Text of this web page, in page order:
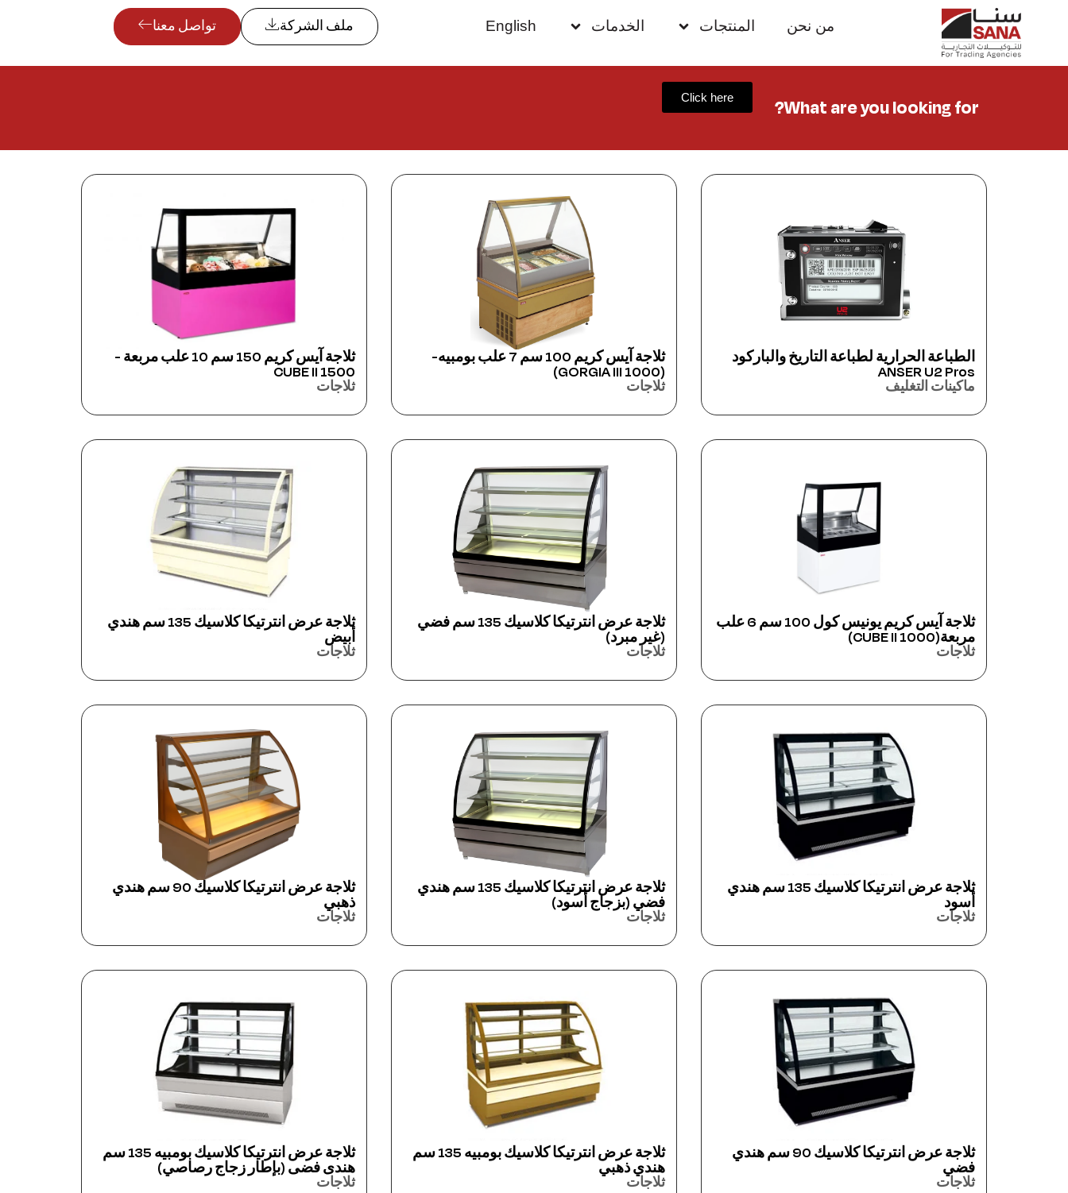
من نحن المنتجات الخدمات English ملف الشركة تواصل معنا
What are you looking for?
Click here
الطباعة الحرارية لطباعة التاريخ والباركود
ANSER U2 Pros
ماكينات التغليف
ثلاجة آيس كريم 100 سم 7 علب بومبيه-
(GORGIA III 1000)
ثلاجات
ثلاجة آيس كريم 150 سم 10 علب مربعة -
CUBE II 1500
ثلاجات
ثلاجة آيس كريم يونيس كول 100 سم 6 علب
مربعة(CUBE II 1000)
ثلاجات
ثلاجة عرض انترتيكا كلاسيك 135 سم فضي
(غير مبرد)
ثلاجات
ثلاجة عرض انترتيكا كلاسيك 135 سم هندي
أبيض
ثلاجات
ثلاجة عرض انترتيكا كلاسيك 135 سم هندي
أسود
ثلاجات
ثلاجة عرض انترتيكا كلاسيك 135 سم هندي
فضي (بزجاج أسود)
ثلاجات
ثلاجة عرض انترتيكا كلاسيك 90 سم هندي
ذهبي
ثلاجات
ثلاجة عرض انترتيكا كلاسيك 90 سم هندي
فضي
ثلاجات
ثلاجة عرض انترتيكا كلاسيك بومبيه 135 سم
هندي ذهبي
ثلاجات
ثلاجة عرض انترتيكا كلاسيك بومبيه 135 سم
هندى فضى (بإطار زجاج رصاصي)
ثلاجات